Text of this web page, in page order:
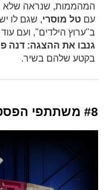
עם טל מוסרי, שגם לו
ב"ערוץ הילדים", ועם
גנבו את ההצגה: דנה
בקטע שלהם בשיר.
#8 משתתפי הפסטיגל – "My Festigal"